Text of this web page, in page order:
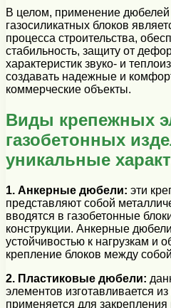
В целом, применение
газосиликатных блоков
процесса строительства,
стабильность, защиту от
характеристик звуко- и
создавать надежные и
коммерческие объекты.
Виды крепежных
газобетонных
уникальные
1. Анкерные дюбели: эти
представляют собой
вводятся в газобетонные
конструкции. Анкерные
устойчивостью к нагрузкам и
крепление блоков между
2. Пластиковые дюбели:
элементов изготавливается
применяется для закрепления